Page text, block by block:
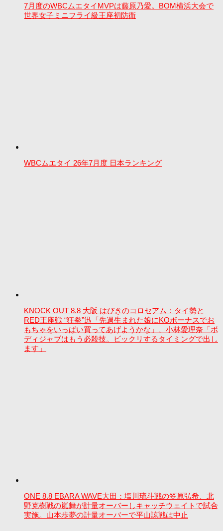
7月度のWBCムエタイMVPは藤原乃愛。BOM横浜大会で
世界女子ミニフライ級王座初防衛
WBCムエタイ 26年7月度 日本ランキング
KNOCK OUT 8.8 大阪 はびきのコロセアム：タイ勢と
RED王座戦 “狂拳”迅「先週生まれた娘にKOボーナスでお
もちゃをいっぱい買ってあげようかな」、小林愛理奈「ボ
ディジャブはもう必殺技。ビックリするタイミングで出し
ます」
ONE 8.8 EBARA WAVE大田：塩川琉斗戦の笠原弘希、北
野克樹戦の嵐舞が計量オーバーしキャッチウェイトで試合
実施。山本歩夢の計量オーバーで平山諒戦は中止